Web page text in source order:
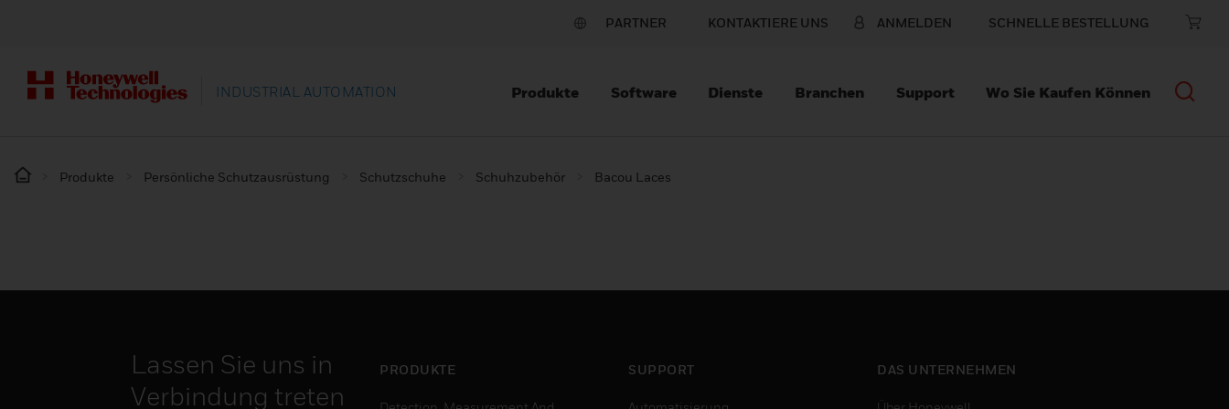
PARTNER KONTAKTIERE UNS ANMELDEN SCHNELLE BESTELLUNG
INDUSTRIAL AUTOMATION Produkte Software Dienste Branchen Support Wo Sie Kaufen Können
Produkte Persönliche Schutzausrüstung Schutzschuhe Schuhzubehör Bacou Laces
Lassen Sie uns in
Verbindung treten
PRODUKTE SUPPORT DAS UNTERNEHMEN